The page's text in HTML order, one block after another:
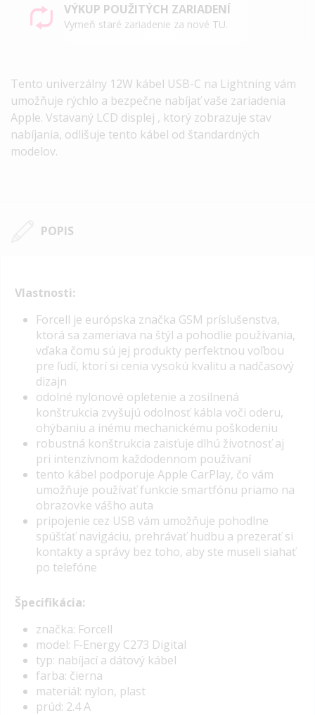
VÝKUP POUŽITÝCH ZARIADENÍ
Vymeň staré zariadenie za nové TU.
Tento univerzálny 12W kábel USB-C na Lightning vám
umožňuje rýchlo a bezpečne nabíjať vaše zariadenia
Apple. Vstavaný LCD displej , ktorý zobrazuje stav
nabíjania, odlišuje tento kábel od štandardných
modelov.
POPIS
Vlastnosti:
Forcell je európska značka GSM príslušenstva,
ktorá sa zameriava na štýl a pohodlie používania,
vďaka čomu sú jej produkty perfektnou voľbou
pre ľudí, ktorí si cenia vysokú kvalitu a nadčasový
dizajn
odolné nylonové opletenie a zosilnená
konštrukcia zvyšujú odolnosť kábla voči oderu,
ohýbaniu a inému mechanickému poškodeniu
robustná konštrukcia zaisťuje dlhú životnosť aj
pri intenzívnom každodennom používaní
tento kábel podporuje Apple CarPlay, čo vám
umožňuje používať funkcie smartfónu priamo na
obrazovke vášho auta
pripojenie cez USB vám umožňuje pohodlne
spúšťať navigáciu, prehrávať hudbu a prezerať si
kontakty a správy bez toho, aby ste museli siahať
po telefóne
Špecifikácia:
značka: Forcell
model: F-Energy C273 Digital
typ: nabíjací a dátový kábel
farba: čierna
materiál: nylon, plast
prúd: 2.4 A